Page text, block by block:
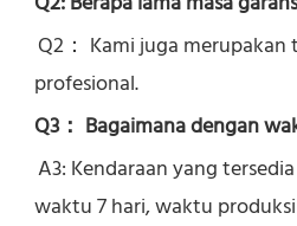
Q2： Kami juga merupakan
profesional.
Q3： Bagaimana dengan
A3: Kendaraan yang
waktu 7 hari, waktu